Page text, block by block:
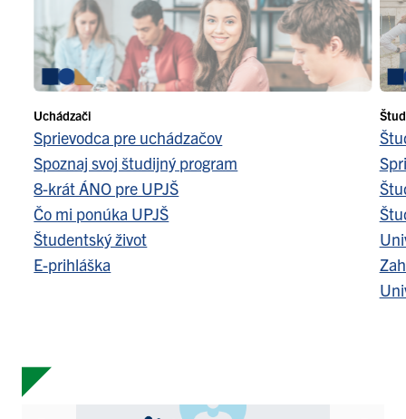
Uchádzači
Sprievodca pre uchádzačov
Spoznaj svoj študijný program
8-krát ÁNO pre UPJŠ
Čo mi ponúka UPJŠ
Študentský život
E-prihláška